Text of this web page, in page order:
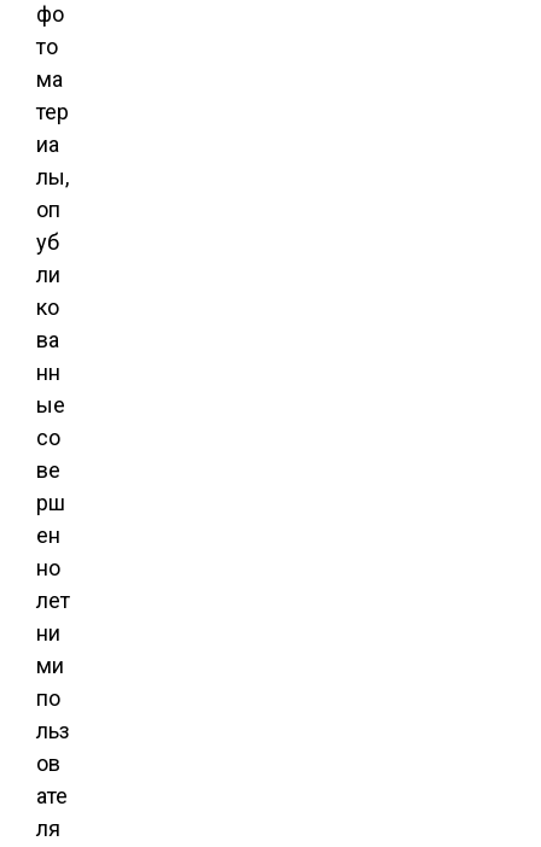
фо
то
ма
тер
иа
лы,
оп
уб
ли
ко
ва
нн
ые
со
ве
рш
ен
но
лет
ни
ми
по
льз
ов
ате
ля